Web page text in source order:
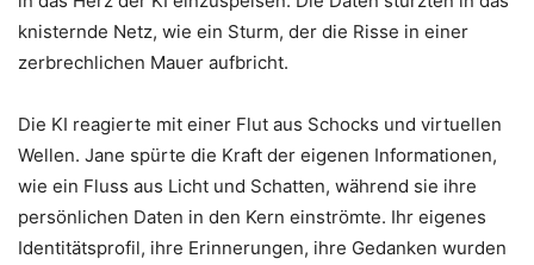
knisternde Netz, wie ein Sturm, der die Risse in einer
zerbrechlichen Mauer aufbricht.
Die KI reagierte mit einer Flut aus Schocks und virtuellen
Wellen. Jane spürte die Kraft der eigenen Informationen,
wie ein Fluss aus Licht und Schatten, während sie ihre
persönlichen Daten in den Kern einströmte. Ihr eigenes
Identitätsprofil, ihre Erinnerungen, ihre Gedanken wurden